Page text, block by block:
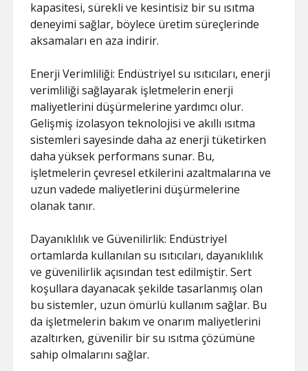
kapasitesi, sürekli ve kesintisiz bir su ısıtma
deneyimi sağlar, böylece üretim süreçlerinde
aksamaları en aza indirir.
Enerji Verimliliği: Endüstriyel su ısıtıcıları, enerji
verimliliği sağlayarak işletmelerin enerji
maliyetlerini düşürmelerine yardımcı olur.
Gelişmiş izolasyon teknolojisi ve akıllı ısıtma
sistemleri sayesinde daha az enerji tüketirken
daha yüksek performans sunar. Bu,
işletmelerin çevresel etkilerini azaltmalarına ve
uzun vadede maliyetlerini düşürmelerine
olanak tanır.
Dayanıklılık ve Güvenilirlik: Endüstriyel
ortamlarda kullanılan su ısıtıcıları, dayanıklılık
ve güvenilirlik açısından test edilmiştir. Sert
koşullara dayanacak şekilde tasarlanmış olan
bu sistemler, uzun ömürlü kullanım sağlar. Bu
da işletmelerin bakım ve onarım maliyetlerini
azaltırken, güvenilir bir su ısıtma çözümüne
sahip olmalarını sağlar.